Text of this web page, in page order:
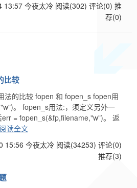
13:57 今夜太冷 阅读(302) 评论(0) 推
荐(0)
比较
法的比较 fopen 和 fopen_s fopen用
。 fopen_s用法:，须定义另外一
= fopen_s(&fp,filename,"w")。 返
阅读全文
15:56 今夜太冷 阅读(34253) 评论(0)
推荐(3)